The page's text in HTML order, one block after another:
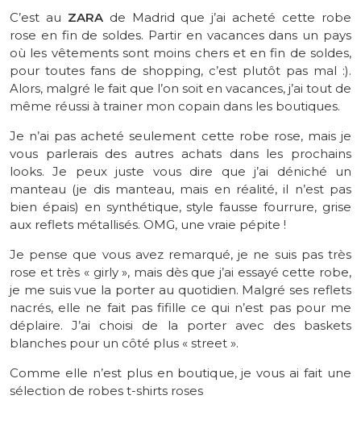
C’est au ZARAde Madrid que j’ai acheté cette robe
rose en fin de soldes. Partir en vacances dans un pays
où les vêtements sont moins chers et en fin de soldes,
pour toutes fans de shopping, c’est plutôt pas mal :).
Alors, malgré le fait que l’on soit en vacances, j’ai tout de
même réussi à trainer mon copain dans les boutiques.
Je n’ai pas acheté seulement cette robe rose, mais je
vous parlerais des autres achats dans les prochains
looks. Je peux juste vous dire que j’ai déniché un
manteau (je dis manteau, mais en réalité, il n’est pas
bien épais) en synthétique, style fausse fourrure, grise
aux reflets métallisés. OMG, une vraie pépite !
Je pense que vous avez remarqué, je ne suis pas très
rose et très « girly», mais dès que j’ai essayé cette robe,
je me suis vue la porter au quotidien. Malgré ses reflets
nacrés, elle ne fait pas fifille ce qui n’est pas pour me
déplaire. J’ai choisi de la porter avec des baskets
blanches pour un côté plus « street ».
Comme elle n’est plus en boutique, je vous ai fait une
sélection de robes t-shirts roses